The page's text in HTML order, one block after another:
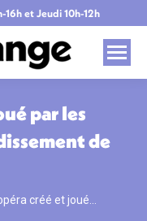
16h et Jeudi 10h-12h
par les
de
créé et joué…